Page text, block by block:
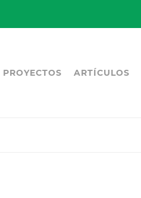
PROYECTOS ARTÍCULOS